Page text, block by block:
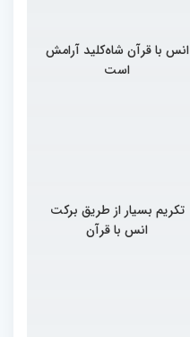
انس با قرآن شاه‌کلید آرامش
است
تکریم بسیار از طریق برکت
انس با قرآن